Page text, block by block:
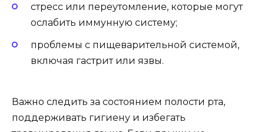
стресс или переутомление, которые могут
ослабить иммунную систему;
проблемы с пищеварительной системой,
включая гастрит или язвы.
Важно следить за состоянием полости рта,
поддерживать гигиену и избегать